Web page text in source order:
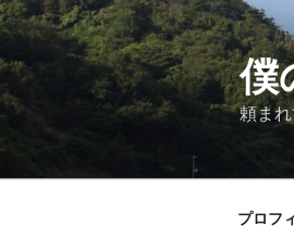
僕
頼ま
プロフ